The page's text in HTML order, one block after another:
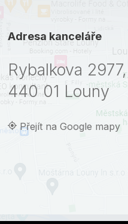
Adresa kanceláře
Rybalkova 2977,
440 01 Louny
Přejít na Google mapy